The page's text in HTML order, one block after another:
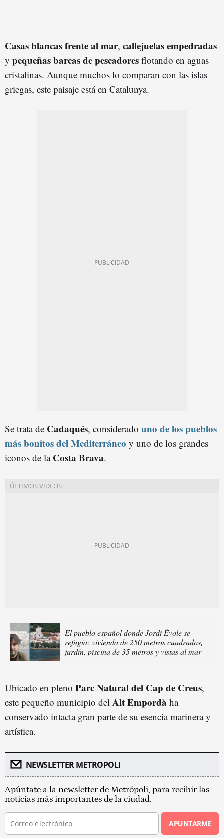
Casas blancas frente al mar, callejuelas empedradas
y pequeñas barcas de pescadores flotando en aguas
cristalinas. Aunque muchos lo comparan con las islas
griegas, este paisaje está en Catalunya.
Se trata de Cadaqués, considerado uno de los pueblos
más bonitos del Mediterráneo y uno de los grandes
iconos de la Costa Brava.
El pueblo español donde Jordi Évole se
refugia: vivienda de 250 metros cuadrados,
jardín, piscina de 35 metros y vistas al mar
Ubicado en pleno Parc Natural del Cap de Creus,
este pequeño municipio del Alt Empordà ha
conservado intacta gran parte de su esencia marinera y
artística.
NEWSLETTER METROPOLI
Apúntate a la newsletter de Metrópoli, para recibir las
noticias más importantes de la ciudad.
APUNTARME